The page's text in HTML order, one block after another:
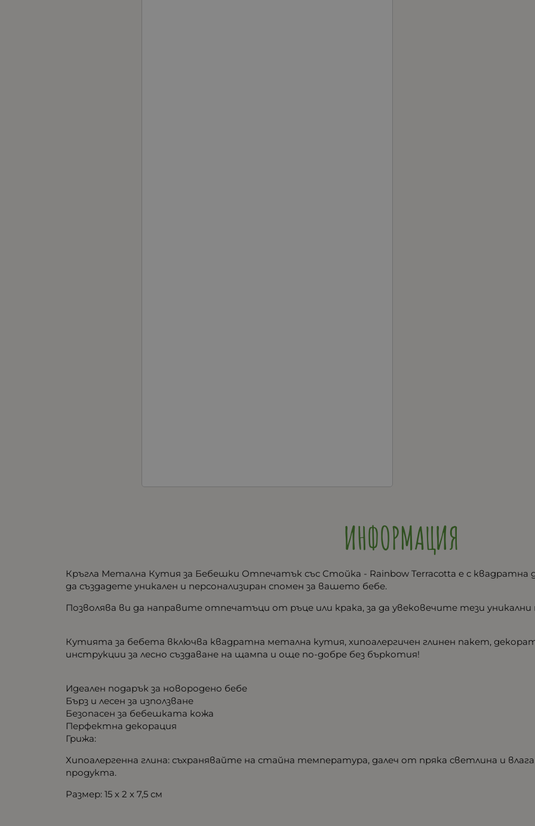
ИНФОРМАЦИЯ
Кръгла Метална Кутия за Бебешки Отпечатък със Стойка - Rainbow Terracotta e с
да създадете уникален и персонализиран спомен за вашето бебе.
Позволява ви да направите отпечатъци от ръце или крака, за да увековечите тези
Кутията за бебета включва квадратна метална кутия, хипоалергичен глинен пакет,
инструкции за лесно създаване на щампа и още по-добре без бъркотия!
Идеален подарък за новородено бебе
Бърз и лесен за използване
Безопасен за бебешката кожа
Перфектна декорация
Грижа:
Хипоалергенна глина: съхранявайте на стайна температура, далеч от пряка светлина и
продукта.
Размер: 15 х 2 х 7,5 см